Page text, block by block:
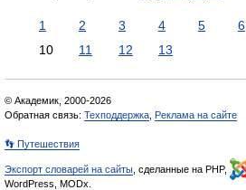
1 2 3 4 5 6
10
11 12 13
© Академик, 2000-2026
Обратная связь: Техподдержка Реклама на сайте
👣 Путешествия
Экспорт словарей на сайты , сделанные на PHP,
WordPress, MODx.